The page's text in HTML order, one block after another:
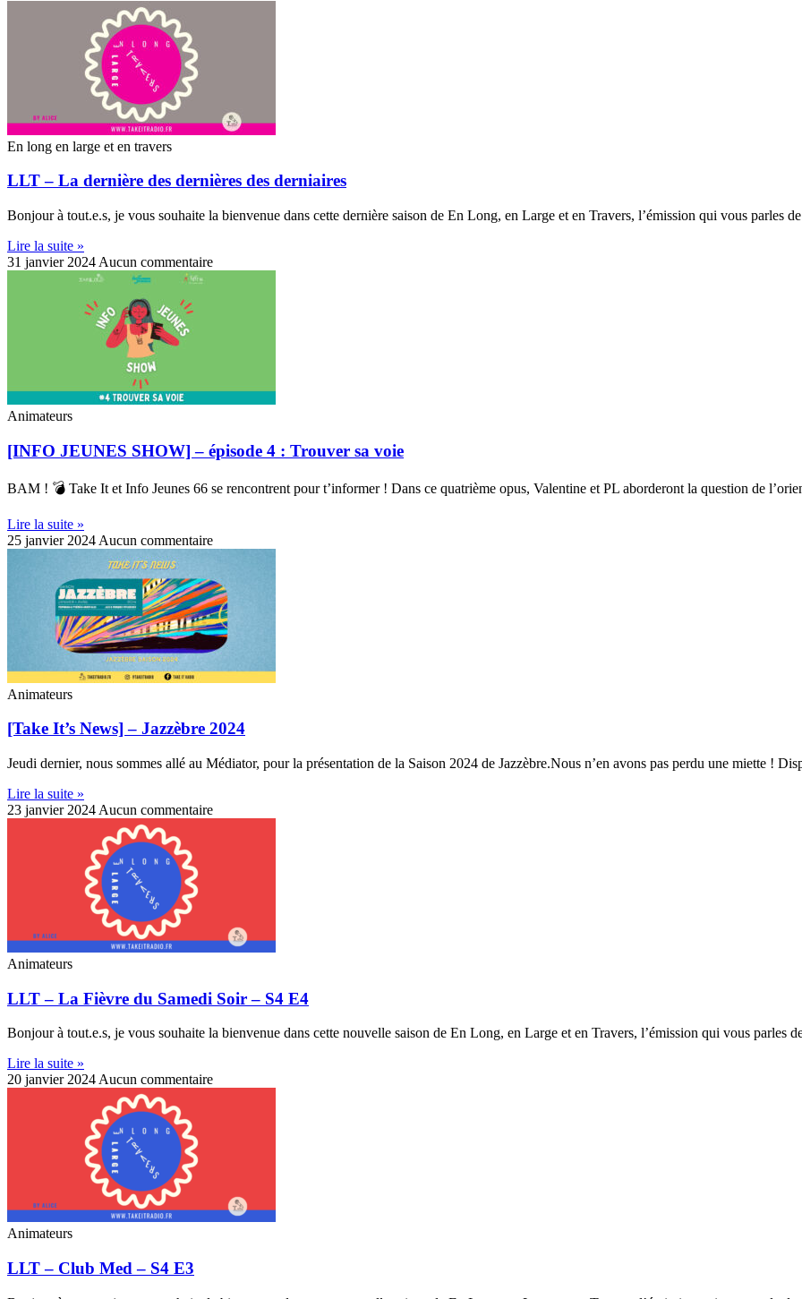
En long en large et en travers
LLT – La dernière des dernières des derniaires
Bonjour à tout.e.s, je vous souhaite la bienvenue dans cette dernière saison de En Long, en Large et en Travers, l’émission qui vous parles de
Lire la suite »
31 janvier 2024 Aucun commentaire
Animateurs
[INFO JEUNES SHOW] – épisode 4 : Trouver sa voie
BAM ! 💣 Take It et Info Jeunes 66 se rencontrent pour t’informer ! Dans ce quatrième opus, Valentine et PL aborderont la question de
Lire la suite »
25 janvier 2024 Aucun commentaire
Animateurs
[Take It’s News] – Jazzèbre 2024
Jeudi dernier, nous sommes allé au Médiator, pour la présentation de la Saison 2024 de Jazzèbre.Nous n’en avons pas perdu une miette !
Lire la suite »
23 janvier 2024 Aucun commentaire
Animateurs
LLT – La Fièvre du Samedi Soir – S4 E4
Bonjour à tout.e.s, je vous souhaite la bienvenue dans cette nouvelle saison de En Long, en Large et en Travers, l’émission qui vous parles
Lire la suite »
20 janvier 2024 Aucun commentaire
Animateurs
LLT – Club Med – S4 E3